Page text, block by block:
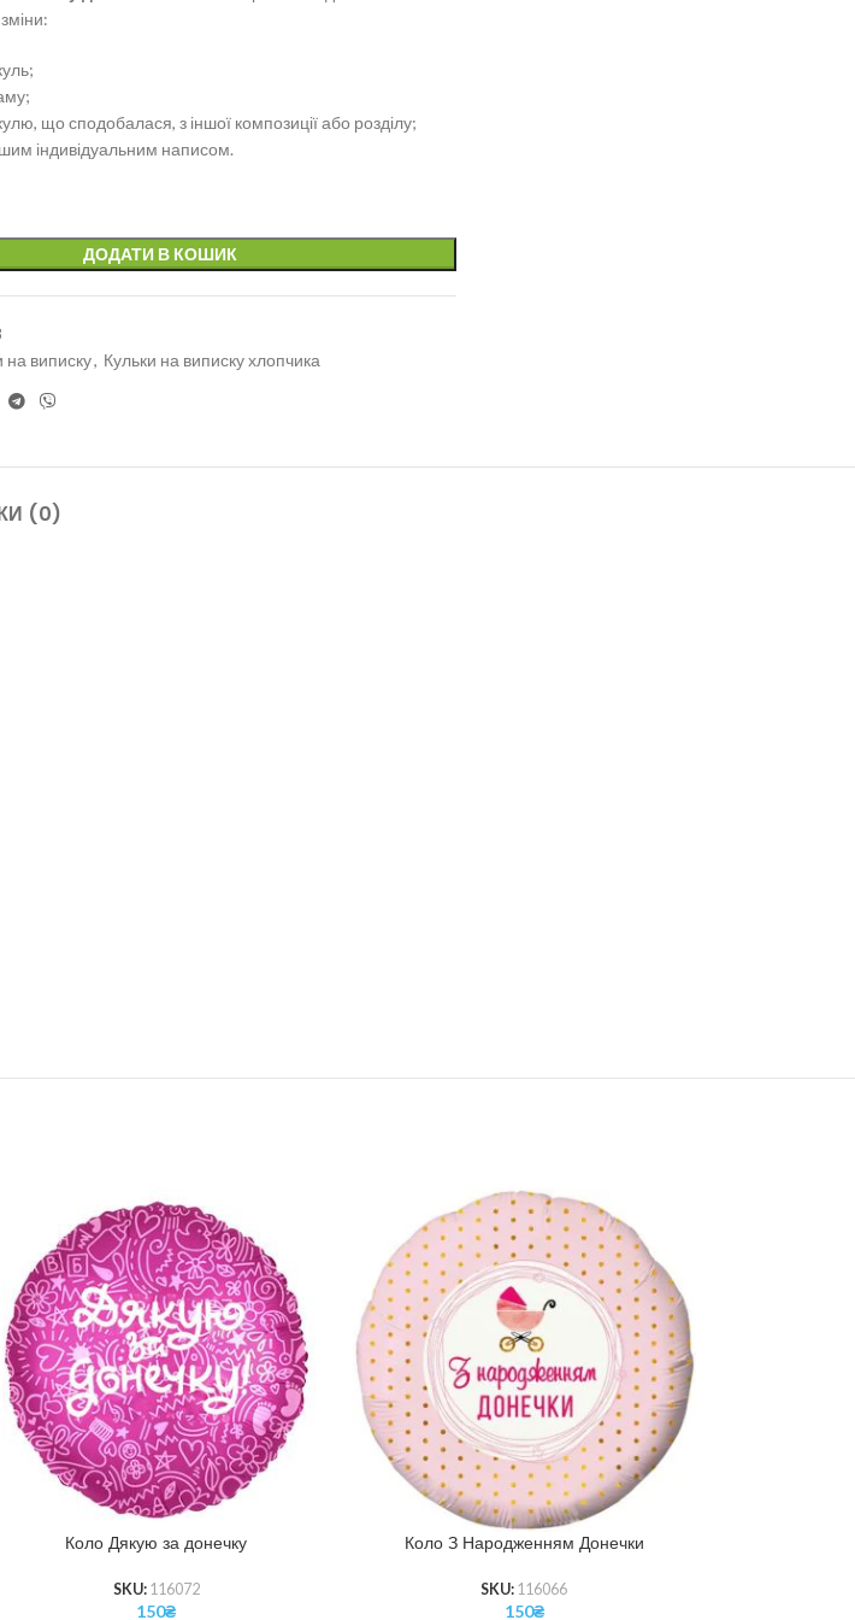
що сподобалася, з іншої композиції або розділу;
індивідуальним написом.
ДОДАТИ В КОШИК
на виписку, Кульки на виписку хлопчика
(0)
Коло Дякую за донечку
SKU: 116072
150₴
Коло З Народженням Донечки
SKU: 116066
150₴